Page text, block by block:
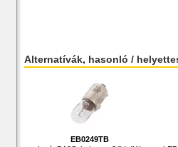
Alternatívák, hasonló /
EB0249TB